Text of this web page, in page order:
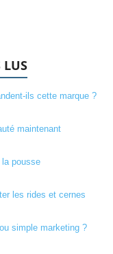
LUS
ils cette marque ?
maintenant
la pousse
les rides et cernes
simple marketing ?